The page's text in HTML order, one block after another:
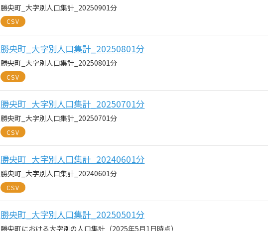
勝央町_大字別人口集計_20250901分
CSV
勝央町_大字別人口集計_20250801分
勝央町_大字別人口集計_20250801分
CSV
勝央町_大字別人口集計_20250701分
勝央町_大字別人口集計_20250701分
CSV
勝央町_大字別人口集計_20240601分
勝央町_大字別人口集計_20240601分
CSV
勝央町_大字別人口集計_20250501分
勝央町における大字別の人口集計（2025年5月1日時点）